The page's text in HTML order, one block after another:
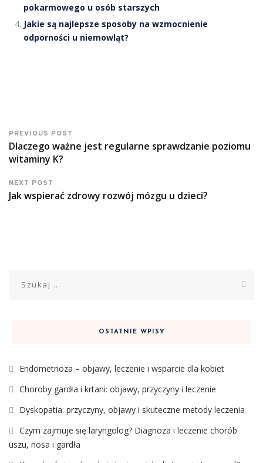
pokarmowego u osób starszych
Jakie są najlepsze sposoby na wzmocnienie
odporności u niemowląt?
PREVIOUS POST
Dlaczego ważne jest regularne sprawdzanie poziomu
witaminy K?
NEXT POST
Jak wspierać zdrowy rozwój mózgu u dzieci?
OSTATNIE WPISY
Endometrioza – objawy, leczenie i wsparcie dla kobiet
Choroby gardła i krtani: objawy, przyczyny i leczenie
Dyskopatia: przyczyny, objawy i skuteczne metody leczenia
Czym zajmuje się laryngolog? Diagnoza i leczenie chorób
uszu, nosa i gardła